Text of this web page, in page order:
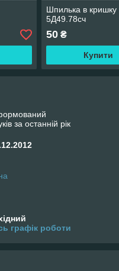
Шпилька в кришку
5Д49.78сч
50₴
Купити
за останній рік
графік роботи